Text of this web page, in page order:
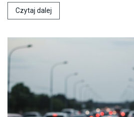
Czytaj dalej